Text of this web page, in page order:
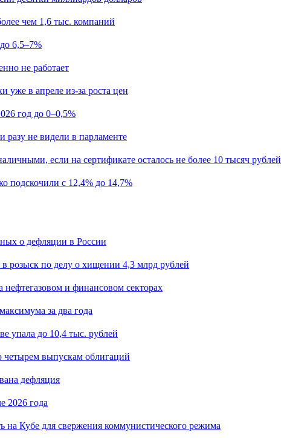
чем 1,6 тыс. компаний
6,5–7%
не работает
уже в апреле из-за роста цен
год до 0–0,5%
разу не видели в парламенте
если на сертификате осталось не более 10 тысяч рублей
подскочили с 12,4% до 14,7%
о дефляции в России
розыск по делу о хищении 4,3 млрд рублей
и финансовом секторах
за два года
упала до 10,4 тыс. рублей
четырем выпускам облигаций
дефляция
2026 года
Кубе для свержения коммунистического режима